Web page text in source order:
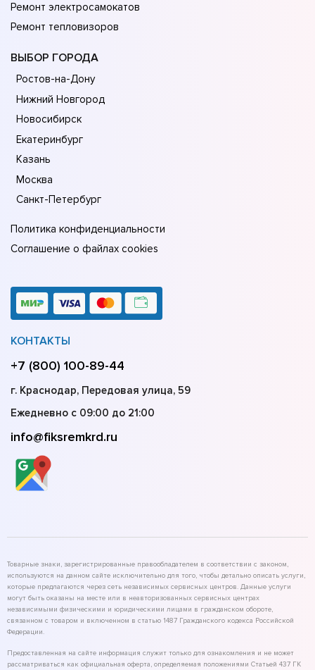
Ремонт электросамокатов
Ремонт тепловизоров
ВЫБОР ГОРОДА
Ростов-на-Дону
Нижний Новгород
Новосибирск
Екатеринбург
Казань
Москва
Санкт-Петербург
Политика конфиденциальности
Соглашение о файлах cookies
КОНТАКТЫ
+7 (800) 100-89-44
г. Краснодар, Передовая улица, 59
Ежедневно с 09:00 до 21:00
info@fiksremkrd.ru
Товарные знаки, зарегистрированные правообладателем в соответствии с законом,
используются на данном сайте исключительно для того, чтобы детально описать услуги,
которые предлагаются через сеть независимых сервисных центров. Данные услуги
могут быть оказаны на месте или в неавторизованных сервисных центрах
независимыми физическими и юридическими лицами в гражданском обороте,
связанном с товаром и включенном в статью 1487 Гражданского кодекса Российской
Федерации.
Предоставленная на сайте информация служит только для ознакомления и не может
рассматриваться как официальная оферта, определяемая положениями Статьей 437 ГК